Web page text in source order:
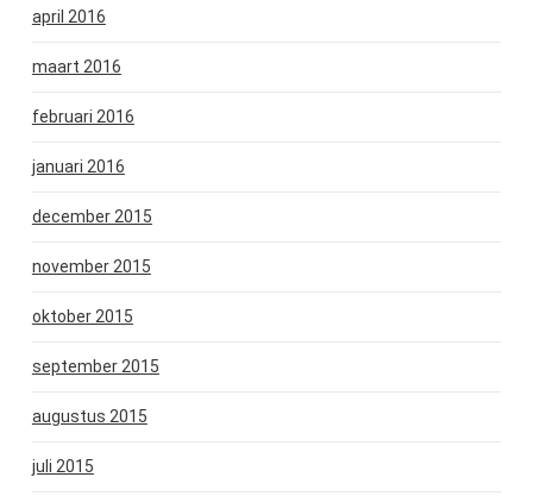
april 2016
maart 2016
februari 2016
januari 2016
december 2015
november 2015
oktober 2015
september 2015
augustus 2015
juli 2015